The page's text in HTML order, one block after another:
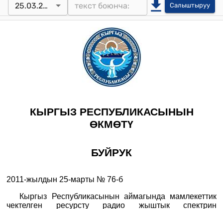
25.03.2011 Салыштыруу